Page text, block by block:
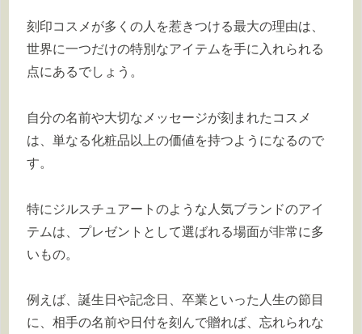
刻印コスメが多くの人を惹きつける最大の理由は、
世界に一つだけの特別なアイテムを手に入れられる
点にあるでしょう。
自分の名前や大切なメッセージが刻まれたコスメ
は、単なる化粧品以上の価値を持つようになるので
す。
特にジルスチュアートのような人気ブランドのアイ
テムは、プレゼントとして選ばれる場面が非常に多
いもの。
例えば、誕生日や記念日、卒業といった人生の節目
に、相手の名前や日付を刻んで贈れば、忘れられな